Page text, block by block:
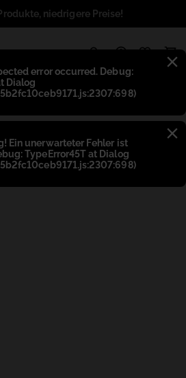
error occurred. Debug:
Dialog
Ein unerwarteter Fehler ist
TypeError45T at Dialog
niedrigere Preise!